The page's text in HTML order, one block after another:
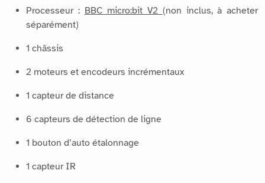
Processeur : BBC micro:bit V2 (non inclus, à acheter
séparément)
1 châssis
2 moteurs et encodeurs incrémentaux
1 capteur de distance
6 capteurs de détection de ligne
1 bouton d’auto étalonnage
1 capteur IR